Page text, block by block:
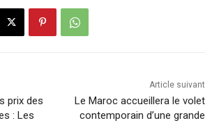
prix des
: Les
Article suivant
Le Maroc accueillera le volet
contemporain d’une grande